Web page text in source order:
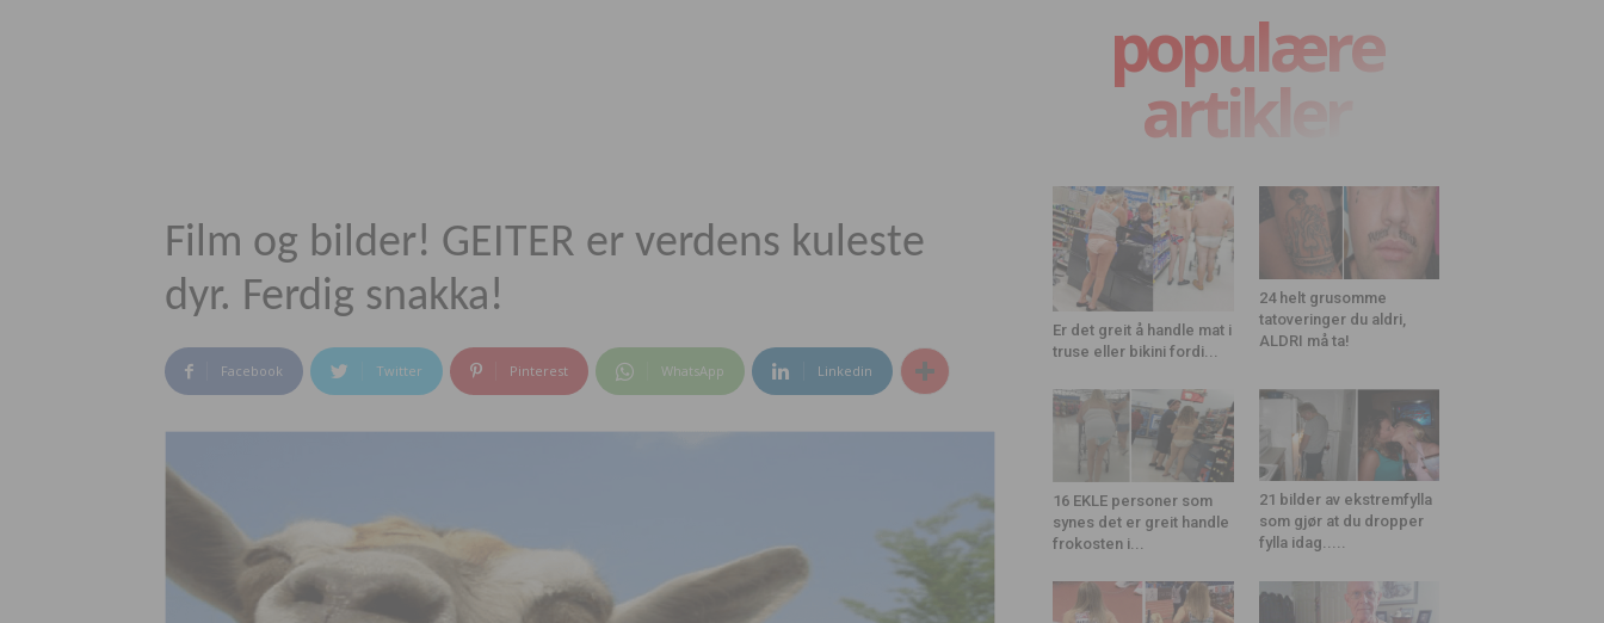
Film og bilder! GEITER er verdens kuleste
dyr. Ferdig snakka!
Facebook Twitter Pinterest WhatsApp Linkedin
populære
artikler
Er det greit å handle mat i
truse eller bikini fordi...
24 helt grusomme
tatoveringer du aldri,
ALDRI må ta!
16 EKLE personer som
synes det er greit handle
frokosten i...
21 bilder av ekstremfylla
som gjør at du dropper
fylla idag.....